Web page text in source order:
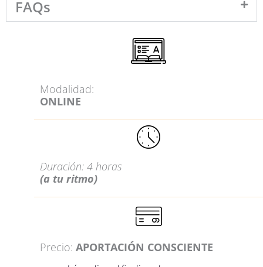
FAQs
Modalidad:
ONLINE
Duración: 4 horas
(a tu ritmo)
Precio:APORTACIÓN CONSCIENTE